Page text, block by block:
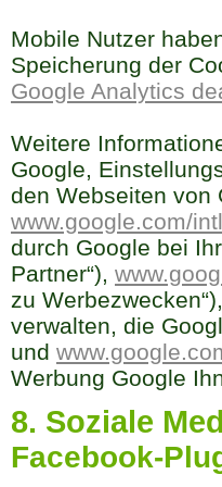
Mobile Nutzer
Speicherung der
Google Analytics
Weitere
Google,
den Webseiten von
www.google.com/
durch Google bei
Partner“),
zu
verwalten, die
und
Werbung Google
8. Soziale
Facebook-